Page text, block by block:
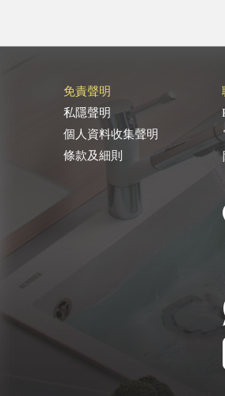
免責聲明
私隱聲明
個人資料收集聲明
條款及細則